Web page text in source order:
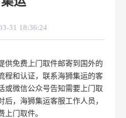
31 18:36:24
供免费上门取件邮寄到国外的
程和认证，联系海狮集运的客
或微信公众号告知需要上门取
后，海狮集运客服工作人员，
上门取件。